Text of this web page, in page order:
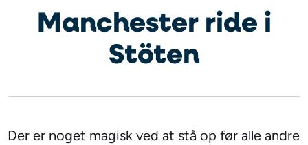
Manchester ride i
Stöten
Der er noget magisk ved at stå op før alle andre